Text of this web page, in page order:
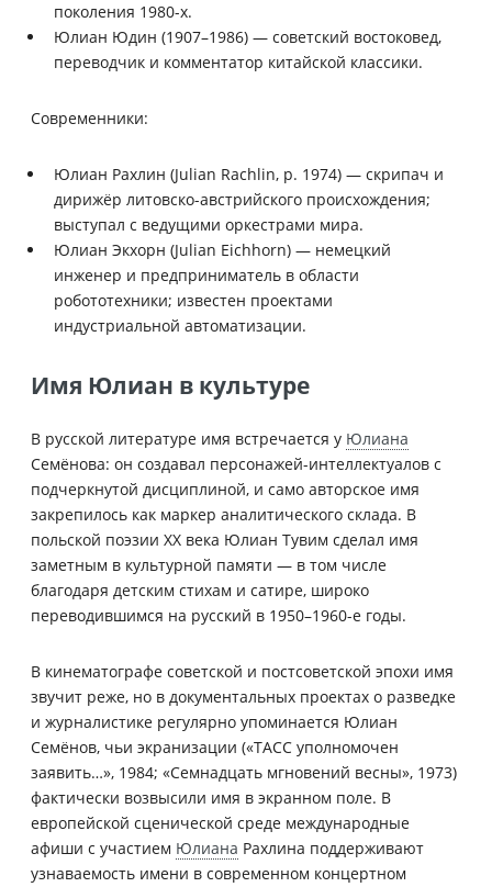
поколения 1980-х.
Юлиан Юдин (1907–1986) — советский востоковед,
переводчик и комментатор китайской классики.
Современники:
Юлиан Рахлин (Julian Rachlin, р. 1974) — скрипач и
дирижёр литовско-австрийского происхождения;
выступал с ведущими оркестрами мира.
Юлиан Экхорн (Julian Eichhorn) — немецкий
инженер и предприниматель в области
робототехники; известен проектами
индустриальной автоматизации.
Имя Юлиан в культуре
В русской литературе имя встречается у Юлиана
Семёнова: он создавал персонажей-интеллектуалов с
подчеркнутой дисциплиной, и само авторское имя
закрепилось как маркер аналитического склада. В
польской поэзии XX века Юлиан Тувим сделал имя
заметным в культурной памяти — в том числе
благодаря детским стихам и сатире, широко
переводившимся на русский в 1950–1960-е годы.
В кинематографе советской и постсоветской эпохи имя
звучит реже, но в документальных проектах о разведке
и журналистике регулярно упоминается Юлиан
Семёнов, чьи экранизации («ТАСС уполномочен
заявить…», 1984; «Семнадцать мгновений весны», 1973)
фактически возвысили имя в экранном поле. В
европейской сценической среде международные
афиши с участием Юлиана Рахлина поддерживают
узнаваемость имени в современном концертном